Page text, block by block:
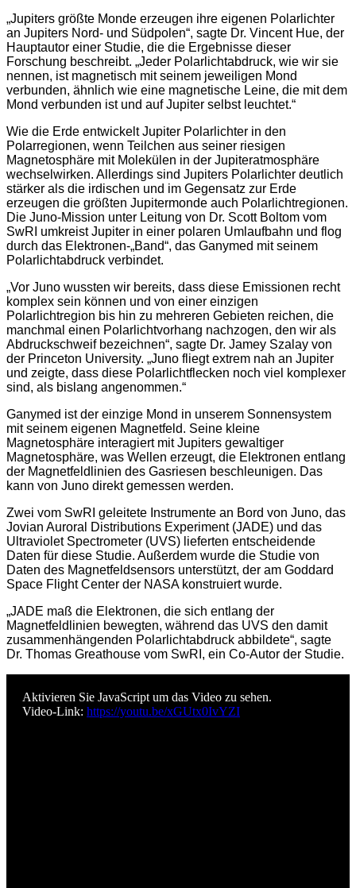
„Jupiters größte Monde erzeugen ihre eigenen Polarlichter
an Jupiters Nord- und Südpolen“, sagte Dr. Vincent Hue, der
Hauptautor einer Studie, die die Ergebnisse dieser
Forschung beschreibt. „Jeder Polarlichtabdruck, wie wir sie
nennen, ist magnetisch mit seinem jeweiligen Mond
verbunden, ähnlich wie eine magnetische Leine, die mit dem
Mond verbunden ist und auf Jupiter selbst leuchtet.“
Wie die Erde entwickelt Jupiter Polarlichter in den
Polarregionen, wenn Teilchen aus seiner riesigen
Magnetosphäre mit Molekülen in der Jupiteratmosphäre
wechselwirken. Allerdings sind Jupiters Polarlichter deutlich
stärker als die irdischen und im Gegensatz zur Erde
erzeugen die größten Jupitermonde auch Polarlichtregionen.
Die Juno-Mission unter Leitung von Dr. Scott Boltom vom
SwRI umkreist Jupiter in einer polaren Umlaufbahn und flog
durch das Elektronen-„Band“, das Ganymed mit seinem
Polarlichtabdruck verbindet.
„Vor Juno wussten wir bereits, dass diese Emissionen recht
komplex sein können und von einer einzigen
Polarlichtregion bis hin zu mehreren Gebieten reichen, die
manchmal einen Polarlichtvorhang nachzogen, den wir als
Abdruckschweif bezeichnen“, sagte Dr. Jamey Szalay von
der Princeton University. „Juno fliegt extrem nah an Jupiter
und zeigte, dass diese Polarlichtflecken noch viel komplexer
sind, als bislang angenommen.“
Ganymed ist der einzige Mond in unserem Sonnensystem
mit seinem eigenen Magnetfeld. Seine kleine
Magnetosphäre interagiert mit Jupiters gewaltiger
Magnetosphäre, was Wellen erzeugt, die Elektronen entlang
der Magnetfeldlinien des Gasriesen beschleunigen. Das
kann von Juno direkt gemessen werden.
Zwei vom SwRI geleitete Instrumente an Bord von Juno, das
Jovian Auroral Distributions Experiment (JADE) und das
Ultraviolet Spectrometer (UVS) lieferten entscheidende
Daten für diese Studie. Außerdem wurde die Studie von
Daten des Magnetfeldsensors unterstützt, der am Goddard
Space Flight Center der NASA konstruiert wurde.
„JADE maß die Elektronen, die sich entlang der
Magnetfeldlinien bewegten, während das UVS den damit
zusammenhängenden Polarlichtabdruck abbildete“, sagte
Dr. Thomas Greathouse vom SwRI, ein Co-Autor der Studie.
Aktivieren Sie JavaScript um das Video zu sehen.
Video-Link: https://youtu.be/xGUtx0IvYZI